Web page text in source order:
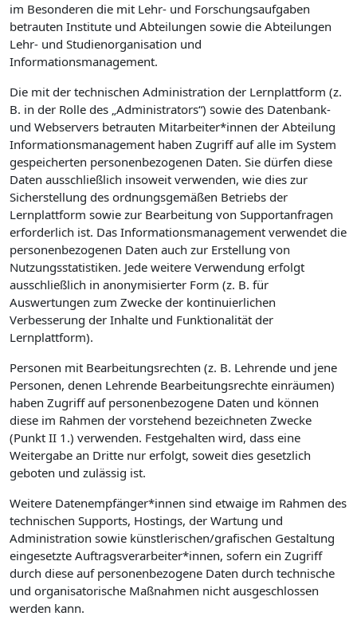
im Besonderen die mit Lehr- und Forschungsaufgaben
betrauten Institute und Abteilungen sowie die Abteilungen
Lehr- und Studienorganisation und
Informationsmanagement.
Die mit der technischen Administration der Lernplattform (z.
B. in der Rolle des „Administrators“) sowie des Datenbank-
und Webservers betrauten Mitarbeiter*innen der Abteilung
Informationsmanagement haben Zugriff auf alle im System
gespeicherten personenbezogenen Daten. Sie dürfen diese
Daten ausschließlich insoweit verwenden, wie dies zur
Sicherstellung des ordnungsgemäßen Betriebs der
Lernplattform sowie zur Bearbeitung von Supportanfragen
erforderlich ist. Das Informationsmanagement verwendet die
personenbezogenen Daten auch zur Erstellung von
Nutzungsstatistiken. Jede weitere Verwendung erfolgt
ausschließlich in anonymisierter Form (z. B. für
Auswertungen zum Zwecke der kontinuierlichen
Verbesserung der Inhalte und Funktionalität der
Lernplattform).
Personen mit Bearbeitungsrechten (z. B. Lehrende und jene
Personen, denen Lehrende Bearbeitungsrechte einräumen)
haben Zugriff auf personenbezogene Daten und können
diese im Rahmen der vorstehend bezeichneten Zwecke
(Punkt II 1.) verwenden. Festgehalten wird, dass eine
Weitergabe an Dritte nur erfolgt, soweit dies gesetzlich
geboten und zulässig ist.
Weitere Datenempfänger*innen sind etwaige im Rahmen des
technischen Supports, Hostings, der Wartung und
Administration sowie künstlerischen/grafischen Gestaltung
eingesetzte Auftragsverarbeiter*innen, sofern ein Zugriff
durch diese auf personenbezogene Daten durch technische
und organisatorische Maßnahmen nicht ausgeschlossen
werden kann.